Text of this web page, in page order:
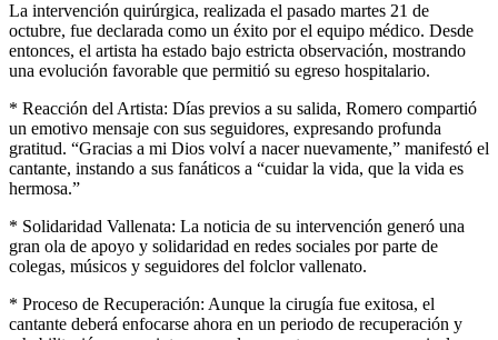
La intervención quirúrgica, realizada el pasado martes 21 de
octubre, fue declarada como un éxito por el equipo médico. Desde
entonces, el artista ha estado bajo estricta observación, mostrando
una evolución favorable que permitió su egreso hospitalario.
* Reacción del Artista: Días previos a su salida, Romero compartió
un emotivo mensaje con sus seguidores, expresando profunda
gratitud. “Gracias a mi Dios volví a nacer nuevamente,” manifestó el
cantante, instando a sus fanáticos a “cuidar la vida, que la vida es
hermosa.”
* Solidaridad Vallenata: La noticia de su intervención generó una
gran ola de apoyo y solidaridad en redes sociales por parte de
colegas, músicos y seguidores del folclor vallenato.
* Proceso de Recuperación: Aunque la cirugía fue exitosa, el
cantante deberá enfocarse ahora en un periodo de recuperación y